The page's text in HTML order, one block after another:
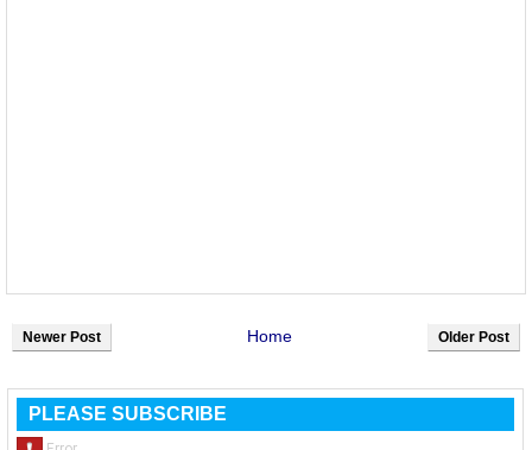
Newer Post Older Post
Home
PLEASE SUBSCRIBE